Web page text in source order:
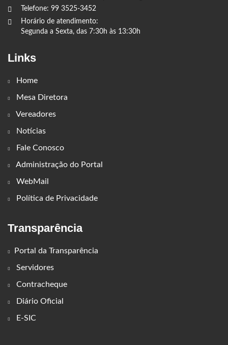
Telefone: 99 3525-3452
Horário de atendimento:
Segunda a Sexta, das 7:30h às 13:30h
Links
Home
Mesa Diretora
Vereadores
Notícias
Fale Conosco
Administração do Portal
WebMail
Política de Privacidade
Transparência
Portal da Transparência
Servidores
Contracheque
Diário Oficial
E-SIC